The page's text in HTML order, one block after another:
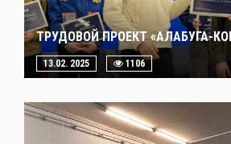
ТРУДОВОЙ ПРОЕКТ «АЛАБУГА-
13.02. 2025 1106